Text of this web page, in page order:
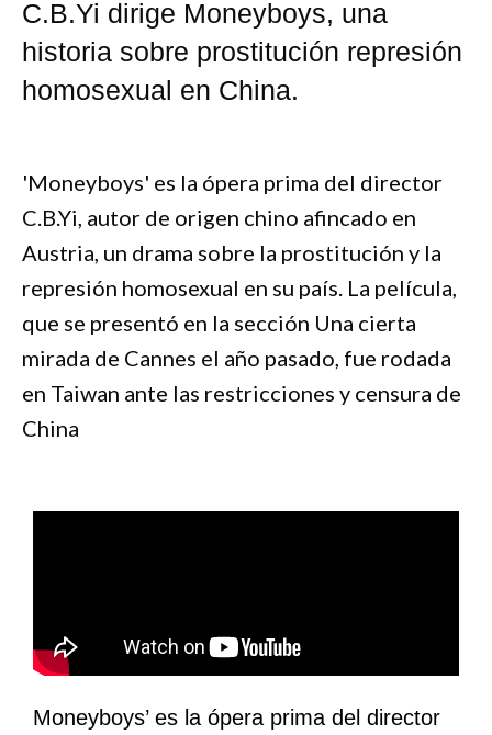
C.B.Yi dirige Moneyboys, una
historia sobre prostitución represión
homosexual en China.
'Moneyboys' es la ópera prima del director
C.B.Yi, autor de origen chino afincado en
Austria, un drama sobre la prostitución y la
represión homosexual en su país. La película,
que se presentó en la sección Una cierta
mirada de Cannes el año pasado, fue rodada
en Taiwan ante las restricciones y censura de
China
Moneyboys’ es la ópera prima del director